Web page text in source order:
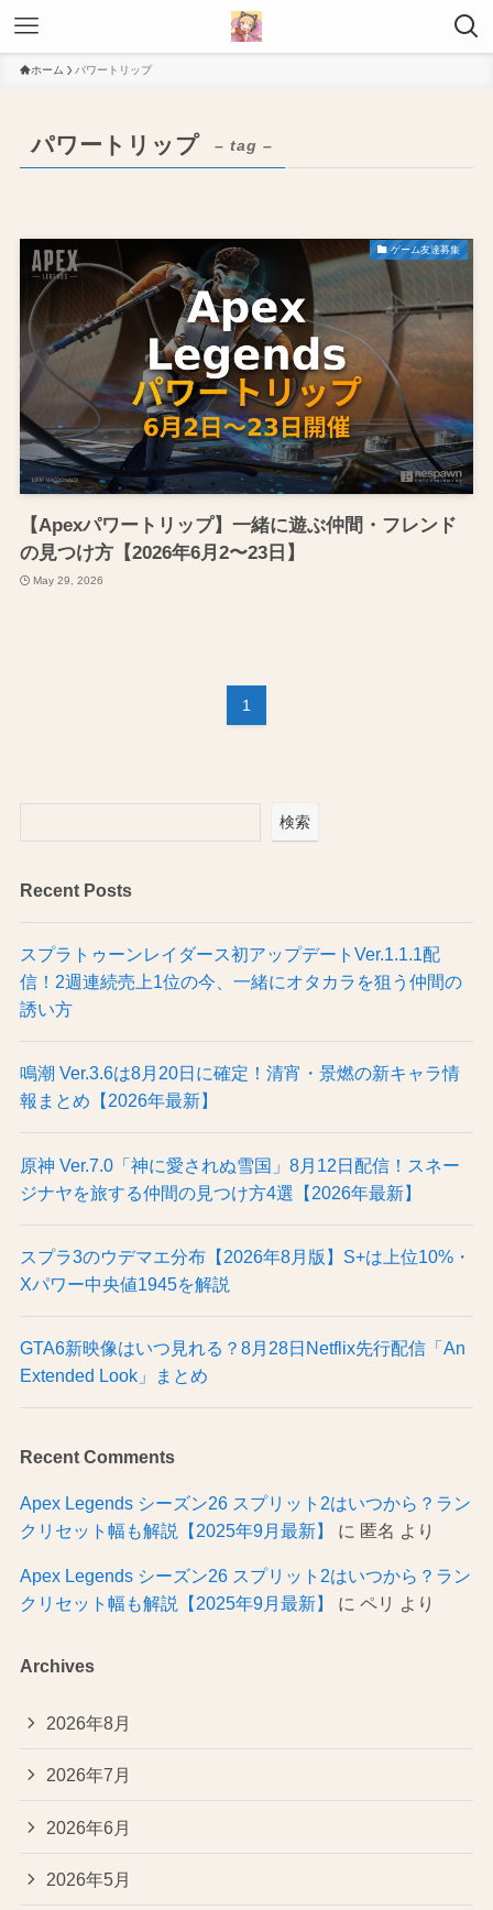
ホーム パワートリップ
パワートリップ – tag –
ゲーム友達募集
【Apexパワートリップ】一緒に遊ぶ仲間・フレンド
の見つけ方【2026年6月2〜23日】
May 29, 2026
1
検索
Recent Posts
スプラトゥーンレイダース初アップデートVer.1.1.1配
信！2週連続売上1位の今、一緒にオタカラを狙う仲間の
誘い方
鳴潮 Ver.3.6は8月20日に確定！清宵・景燃の新キャラ情
報まとめ【2026年最新】
原神 Ver.7.0「神に愛されぬ雪国」8月12日配信！スネー
ジナヤを旅する仲間の見つけ方4選【2026年最新】
スプラ3のウデマエ分布【2026年8月版】S+は上位10%・
Xパワー中央値1945を解説
GTA6新映像はいつ見れる？8月28日Netflix先行配信「An
Extended Look」まとめ
Recent Comments
Apex Legends シーズン26 スプリット2はいつから？ラン
クリセット幅も解説【2025年9月最新】
に 匿名 より
Apex Legends シーズン26 スプリット2はいつから？ラン
クリセット幅も解説【2025年9月最新】
に ペリ より
Archives
2026年8月
2026年7月
2026年6月
2026年5月